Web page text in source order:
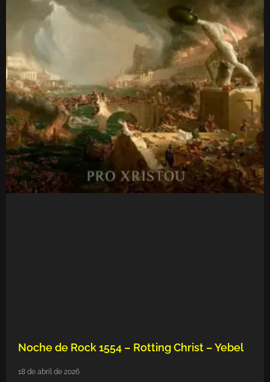
Noche de Rock 1554 – Rotting Christ – Yebel
18 de abril de 2026